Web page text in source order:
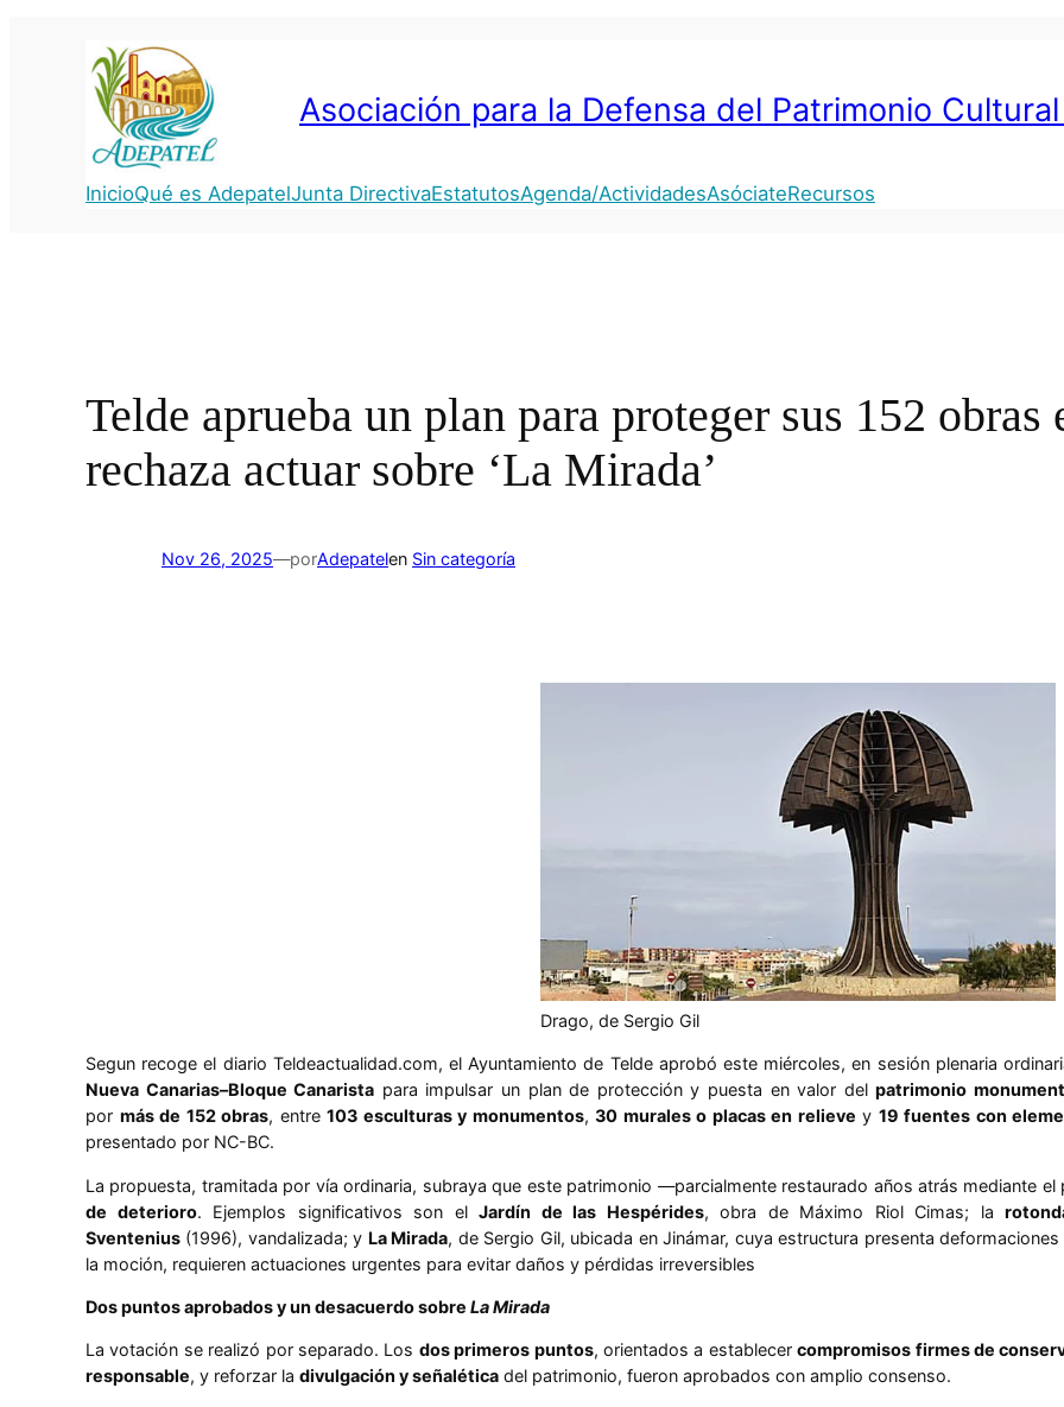
Asociación para la Defensa del Patrimonio
InicioQué es AdepatelJunta DirectivaEstatutosAgenda/ActividadesAsóciateRecursos
Telde aprueba un plan para proteger sus 152 obras
rechaza actuar sobre ‘La Mirada’
Nov 26, 2025—porAdepatelen Sin categoría
Drago, de Sergio Gil
Segun recoge el diario Teldeactualidad.com, el Ayuntamiento de Telde aprobó este miércoles, en sesión plenaria
Nueva Canarias–Bloque Canarista para impulsar un plan de protección y puesta en valor delpatrimonio
por más de 152 obras, entre 103 esculturas y monumentos, 30 murales o placas en relieve y 19 fuentes con
presentado por NC-BC.
La propuesta, tramitada por vía ordinaria, subraya que este patrimonio —parcialmente restaurado años atrás mediante el
de deterioro. Ejemplos significativos son elJardín de las Hespérides, obra de Máximo Riol Cimas; la
Sventenius (1996), vandalizada; y La Mirada, de Sergio Gil, ubicada en Jinámar, cuya estructura presenta
la moción, requieren actuaciones urgentes para evitar daños y pérdidas irreversibles
Dos puntos aprobados y un desacuerdo sobre La Mirada
La votación se realizó por separado. Los dos primeros puntos, orientados a establecercompromisos firmes de
responsable, y reforzar la divulgación y señalética del patrimonio, fueron aprobados con amplio consenso.